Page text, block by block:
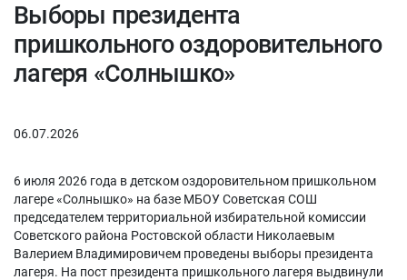
Выборы президента
пришкольного оздоровительного
лагеря «Солнышко»
06.07.2026
6 июля 2026 года в детском оздоровительном пришкольном
лагере «Солнышко» на базе МБОУ Советская СОШ
председателем территориальной избирательной комиссии
Советского района Ростовской области Николаевым
Валерием Владимировичем проведены выборы президента
лагеря. На пост президента пришкольного лагеря выдвинули